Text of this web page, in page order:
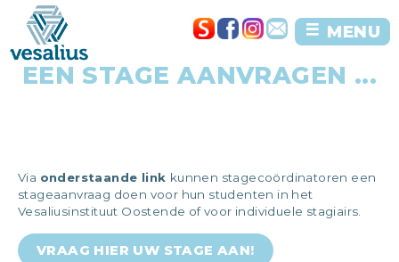
MENU
EEN STAGE AANVRAGEN ...
Via onderstaande link kunnen stagecoördinatoren een
stageaanvraag doen voor hun studenten in het
Vesaliusinstituut Oostende of voor individuele stagiairs.
VRAAG HIER UW STAGE AAN!